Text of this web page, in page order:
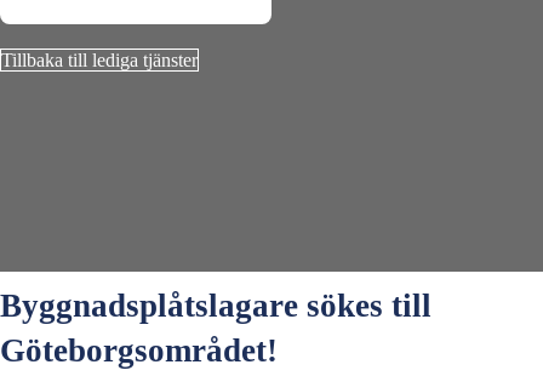
Tillbaka till lediga tjänster
Byggnadsplåtslagare sökes till
Göteborgsområdet!